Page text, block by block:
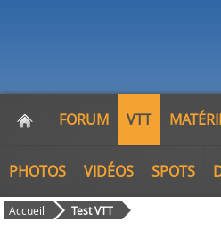
FORUM VTT
PHOTOS VIDÉOS SPOTS
Accueil Test VTT